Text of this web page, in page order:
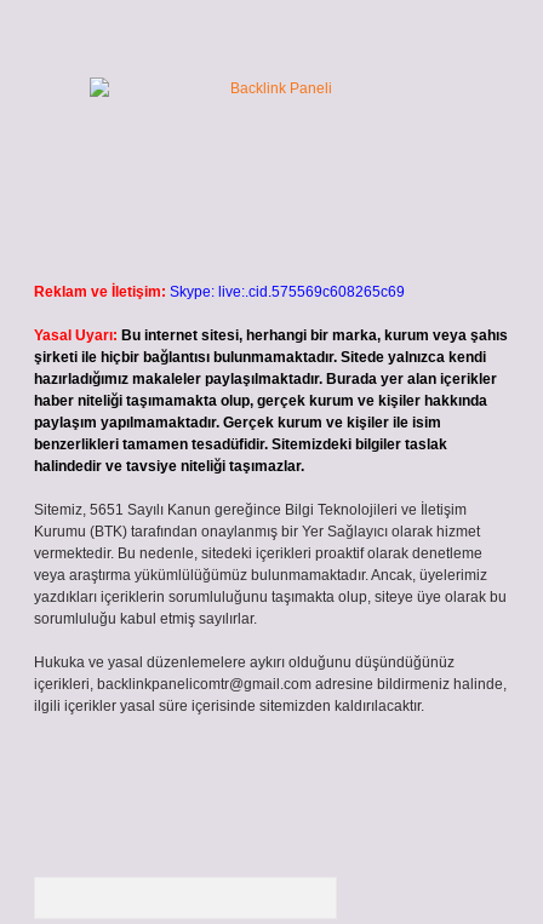
Reklam ve İletişim: Skype: live:.cid.575569c608265c69
Yasal Uyarı: Bu internet sitesi, herhangi bir marka, kurum veya şahıs
şirketi ile hiçbir bağlantısı bulunmamaktadır. Sitede yalnızca kendi
hazırladığımız makaleler paylaşılmaktadır. Burada yer alan içerikler
haber niteliği taşımamakta olup, gerçek kurum ve kişiler hakkında
paylaşım yapılmamaktadır. Gerçek kurum ve kişiler ile isim
benzerlikleri tamamen tesadüfidir. Sitemizdeki bilgiler taslak
halindedir ve tavsiye niteliği taşımazlar.
Sitemiz, 5651 Sayılı Kanun gereğince Bilgi Teknolojileri ve İletişim
Kurumu (BTK) tarafından onaylanmış bir Yer Sağlayıcı olarak hizmet
vermektedir. Bu nedenle, sitedeki içerikleri proaktif olarak denetleme
veya araştırma yükümlülüğümüz bulunmamaktadır. Ancak, üyelerimiz
yazdıkları içeriklerin sorumluluğunu taşımakta olup, siteye üye olarak bu
sorumluluğu kabul etmiş sayılırlar.
Hukuka ve yasal düzenlemelere aykırı olduğunu düşündüğünüz
içerikleri, backlinkpanelicomtr@gmail.com adresine bildirmeniz halinde,
ilgili içerikler yasal süre içerisinde sitemizden kaldırılacaktır.